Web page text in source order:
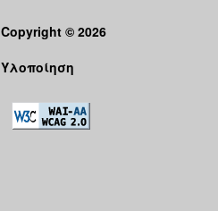
Copyright © 2026
Υλοποίηση